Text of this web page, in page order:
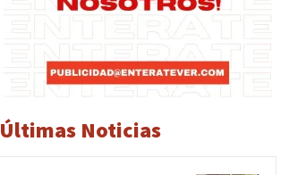
Últimas Noticias